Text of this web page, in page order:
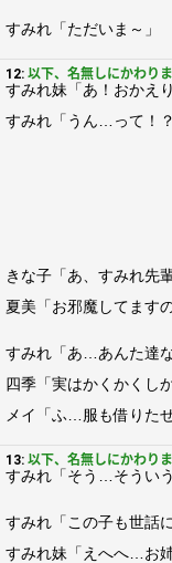
すみれ「ただいま～」
12: 以下、名無しにかわり
すみれ妹「あ！おかえ
すみれ「うん…って！？
きな子「あ、すみれ先
夏美「お邪魔してますの
すみれ「あ…あんた達
四季「実はかくかくし
メイ「ふ…服も借りたぜ
13: 以下、名無しにかわり
すみれ「そう…そうい
すみれ「この子も世話
すみれ妹「えへへ…お